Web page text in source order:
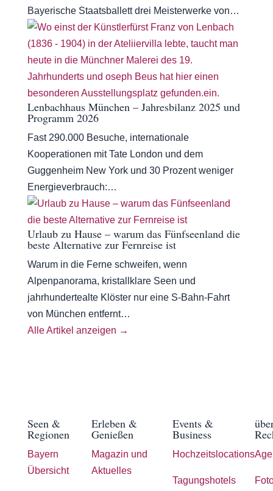
Bayerische Staatsballett drei Meisterwerke von…
Lenbachhaus München – Jahresbilanz 2025 und
Programm 2026
Fast 290.000 Besuche, internationale
Kooperationen mit Tate London und dem
Guggenheim New York und 30 Prozent weniger
Energieverbrauch:…
Urlaub zu Hause – warum das Fünfseenland die
beste Alternative zur Fernreise ist
Warum in die Ferne schweifen, wenn
Alpenpanorama, kristallklare Seen und
jahrhundertealte Klöster nur eine S-Bahn-Fahrt
von München entfernt…
Alle Artikel anzeigen →
Seen &
Regionen
Bayern
Übersicht
Erleben &
Genießen
Magazin und
Aktuelles
Events &
Business
Hochzeitslocations
Tagungshotels